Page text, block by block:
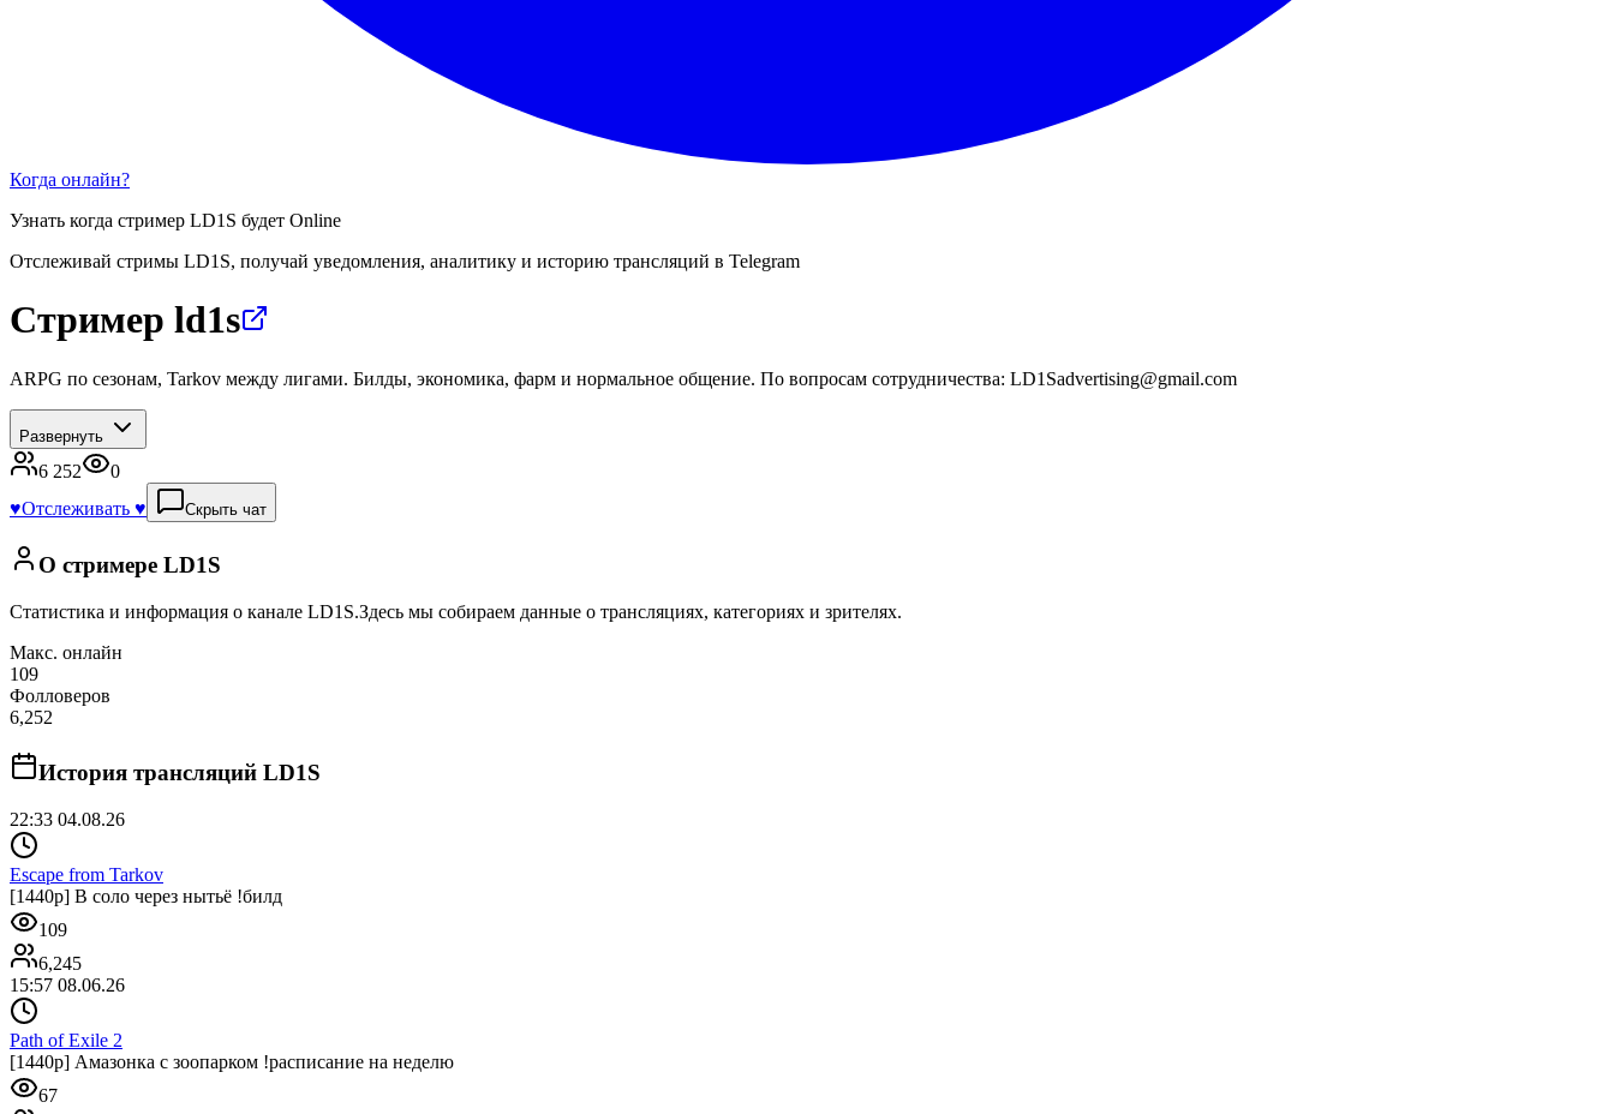
Когда онлайн?
Узнать когда стример LD1S будет Online
Отслеживай стримы LD1S, получай уведомления, аналитику и историю трансляций в Telegram
Стример ld1s
ARPG по сезонам, Tarkov между лигами. Билды, экономика, фарм и нормальное общение. По вопросам сотрудничества: LD1Sadvertising@gmail.com
Развернуть
6 252
0
♥️Отслеживать ♥️ Скрыть чат
О стримере LD1S
Статистика и информация о канале LD1S.Здесь мы собираем данные о трансляциях, категориях и зрителях.
Макс. онлайн
109
Фолловеров
6,252
История трансляций LD1S
22:33 04.08.26
Escape from Tarkov
[1440p] В соло через нытьё !билд
109
6,245
15:57 08.06.26
Path of Exile 2
[1440p] Амазонка с зоопарком !расписание на неделю
67